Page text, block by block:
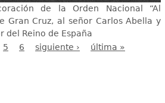
de la Orden Nacional “Al
Gran Cruz, al señor Carlos Abella y
del Reino de España
5 6 siguiente › última »